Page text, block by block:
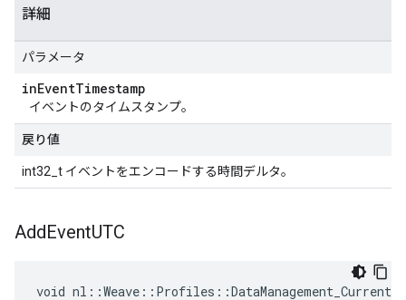
詳細
パラメータ
inEventTimestamp
イベントのタイムスタンプ。
戻り値
int32_t イベントをエンコードする時間デルタ。
AddEventUTC
void